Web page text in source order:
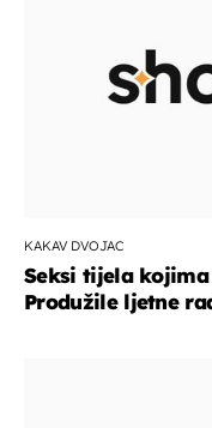
KAKAV DVOJAC
Seksi tijela kojima
Produžile ljetne